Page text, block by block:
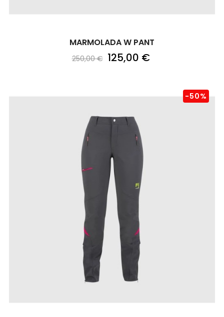
MARMOLADA W PANT
250,00 € 125,00 €
-50%